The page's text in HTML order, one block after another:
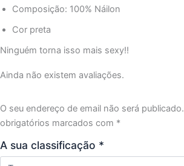
Composição: 100% Náilon
Cor preta
Ninguém torna isso mais sexy!!
Ainda não existem avaliações.
O seu endereço de email não será publicado.
obrigatórios marcados com *
A sua classificação *